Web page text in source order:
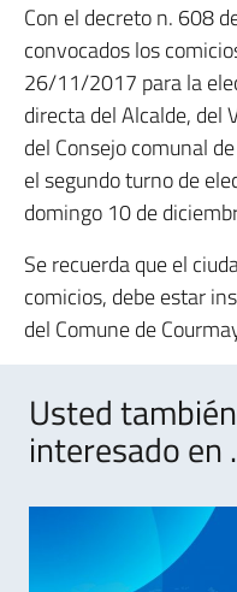
Con el decreto n. 608
convocados los
26/11/2017 para la
directa del Alcalde, del
del Consejo comunal
el segundo turno de
domingo 10 de
Se recuerda que el
comicios, debe estar
del Comune de
Usted
interesado en